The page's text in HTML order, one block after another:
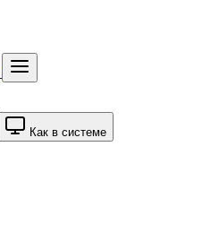
Как в системе